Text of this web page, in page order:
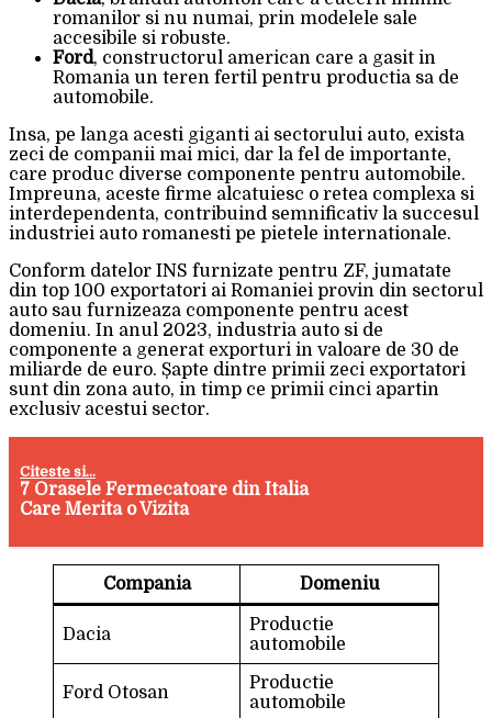
romanilor si nu numai, prin modelele sale
accesibile si robuste.
Ford, constructorul american care a gasit in
Romania un teren fertil pentru productia sa de
automobile.
Insa, pe langa acesti giganti ai sectorului auto, exista
zeci de companii mai mici, dar la fel de importante,
care produc diverse componente pentru automobile.
Impreuna, aceste firme alcatuiesc o retea complexa si
interdependenta, contribuind semnificativ la succesul
industriei auto romanesti pe pietele internationale.
Conform datelor INS furnizate pentru ZF, jumatate
din top 100 exportatori ai Romaniei provin din sectorul
auto sau furnizeaza componente pentru acest
domeniu. In anul 2023, industria auto si de
componente a generat exporturi in valoare de 30 de
miliarde de euro. Șapte dintre primii zeci exportatori
sunt din zona auto, in timp ce primii cinci apartin
exclusiv acestui sector.
Citeste si...
7 Orasele Fermecatoare din Italia
Care Merita o Vizita
Compania Domeniu
Dacia
Productie
automobile
Ford Otosan
Productie
automobile